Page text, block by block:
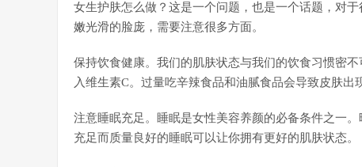
女生护肤怎么做？这是一个问题，也是一个话题，对
嫩光滑的脸庞，需要注意很多方面。
保持饮食健康。我们的肌肤状态与我们的饮食习惯密
入维生素C。过量吃辛辣食品和油腻食品会导致皮肤出
注意睡眠充足。睡眠是女性美容养颜的必备条件之一
充足而质量良好的睡眠可以让你拥有更好的肌肤状态。